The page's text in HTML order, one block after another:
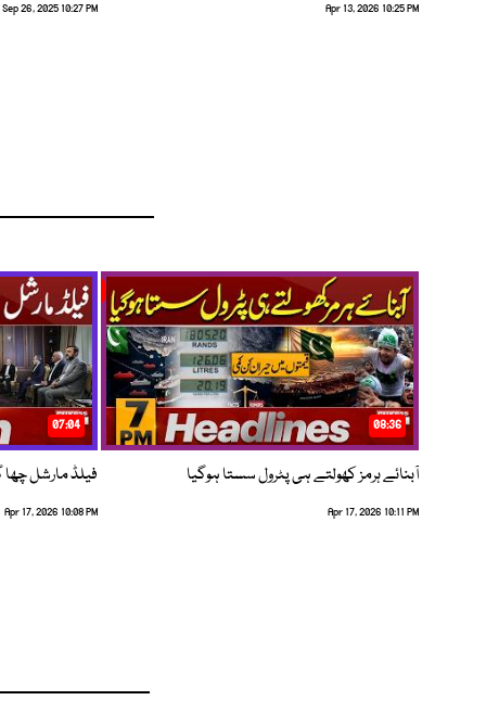
Apr 13, 2026 10:25 PM
Sep 26, 2025 10:27 PM
08:36
آبنائے ہرمز کھولتے ہی پٹرول سستا ہوگیا
Apr 17, 2026 10:11 PM
07:04
فیلڈ مارشل چھا
Apr 17, 2026 10:08 PM